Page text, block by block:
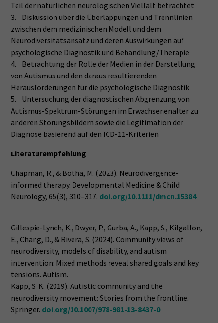
Teil der natürlichen neurologischen Vielfalt betrachtet
3. Diskussion über die Überlappungen und Trennlinien
zwischen dem medizinischen Modell und dem
Neurodiversitätsansatz und deren Auswirkungen auf
psychologische Diagnostik und Behandlung/Therapie
4. Betrachtung der Rolle der Medien in der Darstellung
von Autismus und den daraus resultierenden
Herausforderungen für die psychologische Diagnostik
5. Untersuchung der diagnostischen Abgrenzung von
Autismus-Spektrum-Störungen im Erwachsenenalter zu
anderen Störungsbildern sowie die Legitimation der
Diagnose basierend auf den ICD-11-Kriterien
Literaturempfehlung
Chapman, R., & Botha, M. (2023). Neurodivergence-
informed therapy. Developmental Medicine & Child
Neurology, 65(3), 310–317. doi.org/10.1111/dmcn.15384
Gillespie-Lynch, K., Dwyer, P., Gurba, A., Kapp, S., Kilgallon,
E., Chang, D., & Rivera, S. (2024). Community views of
neurodiversity, models of disability, and autism
intervention: Mixed methods reveal shared goals and key
tensions. Autism.
Kapp, S. K. (2019). Autistic community and the
neurodiversity movement: Stories from the frontline.
Springer. doi.org/10.1007/978-981-13-8437-0